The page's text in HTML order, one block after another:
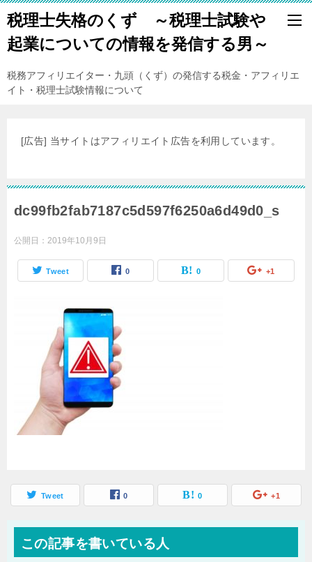
税理士失格のくず ～税理士試験や
起業についての情報を発信する男～
税務アフィリエイター・九頭（くず）の発信する税金・アフィリエ
イト・税理士試験情報について
[広告] 当サイトはアフィリエイト広告を利用しています。
dc99fb2fab7187c5d597f6250a6d49d0_s
公開日： 2019年10月9日
Tweet 0 0 +1
Tweet 0 0 +1
この記事を書いている人